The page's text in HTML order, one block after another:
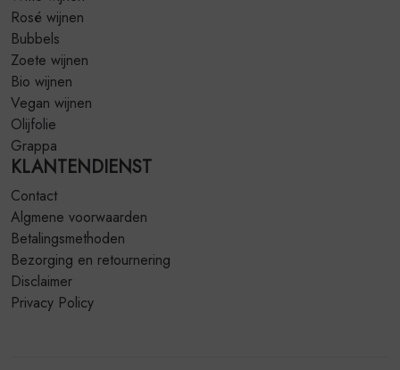
Rosé wijnen
Bubbels
Zoete wijnen
Bio wijnen
Vegan wijnen
Olijfolie
Grappa
KLANTENDIENST
Contact
Algmene voorwaarden
Betalingsmethoden
Bezorging en retournering
Disclaimer
Privacy Policy